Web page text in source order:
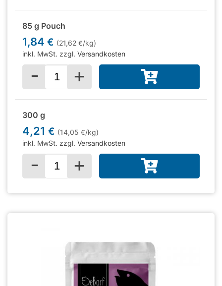
85 g Pouch
1,84 € (21,62 €/kg)
inkl. MwSt. zzgl. Versandkosten
- +
300 g
4,21 € (14,05 €/kg)
inkl. MwSt. zzgl. Versandkosten
- +